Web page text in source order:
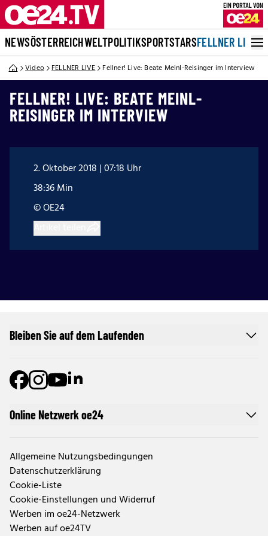
NEWSÖSTERREICHWELTPOLITIKSPORTSTARSFELLNER LIVE
Video FELLNER LIVE Fellner! Live: Beate Meinl-Reisinger im Interview
FELLNER! LIVE: BEATE MEINL-
REISINGER IM INTERVIEW
2. Oktober 2018 | 07:18 Uhr
38:36 Min
© OE24
Online Netzwerk oe24
Allgemeine Nutzungsbedingungen
Datenschutzerklärung
Cookie-Liste
Cookie-Einstellungen und Widerruf
Werben im oe24-Netzwerk
Werben auf oe24TV
Bleiben Sie auf dem Laufenden